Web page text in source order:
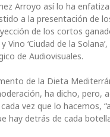
Arroyo así lo ha
a la presentación de
de los cortos
Vino ‘Ciudad de la
de Audiovisuales.
de la Dieta
ha dicho, pero,
vez que lo hacemos,
hay detrás de cada